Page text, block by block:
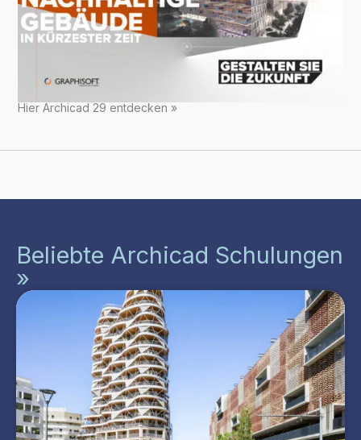
Hier Archicad 29 entdecken »
Beliebte Archicad Schulungen
»